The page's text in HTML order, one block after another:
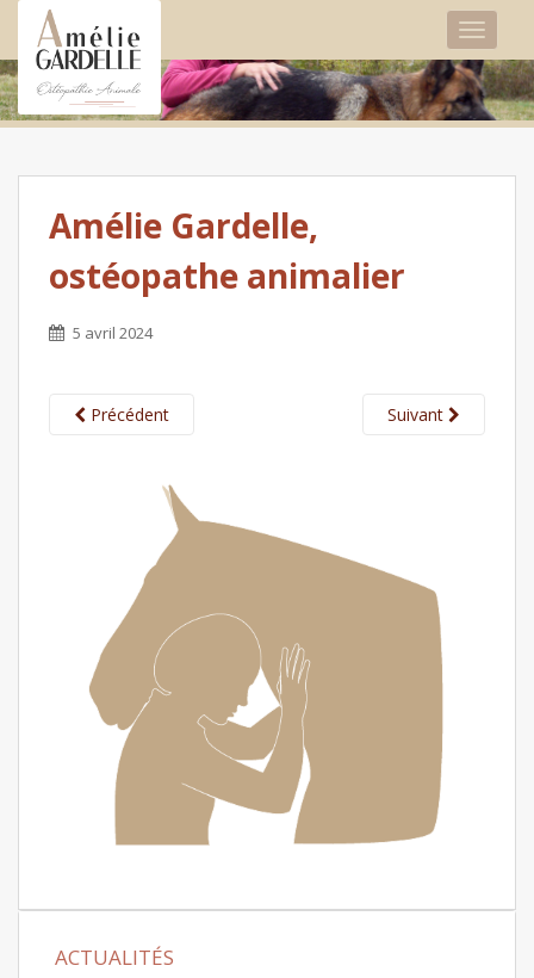
Amélie Gardelle,
ostéopathe animalier
5 avril 2024
Précédent Suivant